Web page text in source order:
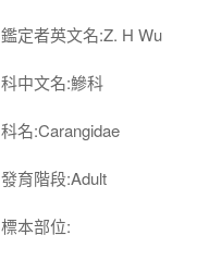
鑑定者英文名:Z. H Wu
科中文名:鰺科
科名:Carangidae
發育階段:Adult
標本部位: